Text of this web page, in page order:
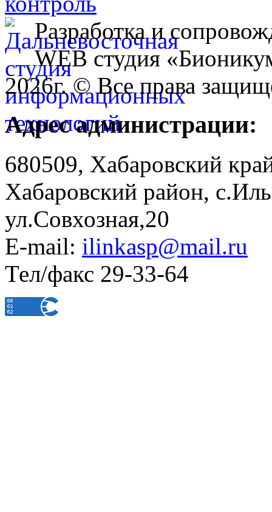
Разработка и
WEB студия
2026г. © Все права
Адрес администрации:
680509, Хабаровский
Хабаровский район,
ул.Совхозная,20
E-mail: ilinkasp@mail.ru
Тел/факс 29-33-64